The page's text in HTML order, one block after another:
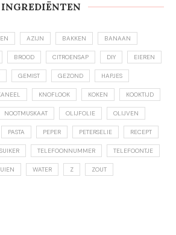
INGREDIËNTEN
AZIJN BAKKEN BANAAN
BROOD CITROENSAP DIY EIEREN
GEMIST GEZOND HAPJES
KNOFLOOK KOKEN KOOKTIJD
NOOTMUSKAAT OLIJFOLIE OLIJVEN
PASTA PEPER PETERSELIE RECEPT
SUIKER TELEFOONNUMMER TELEFOONTJE
UIEN WATER Z ZOUT